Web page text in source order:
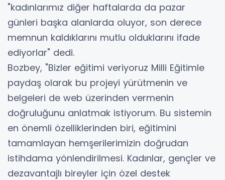
"kadınlarımız diğer haftalarda da pazar
günleri başka alanlarda oluyor, son derece
memnun kaldıklarını mutlu olduklarını ifade
ediyorlar" dedi.
Bozbey, "Bizler eğitimi veriyoruz Milli Eğitimle
paydaş olarak bu projeyi yürütmenin ve
belgeleri de web üzerinden vermenin
doğruluğunu anlatmak istiyorum. Bu sistemin
en önemli özelliklerinden biri, eğitimini
tamamlayan hemşerilerimizin doğrudan
istihdama yönlendirilmesi. Kadınlar, gençler ve
dezavantajlı bireyler için özel destek